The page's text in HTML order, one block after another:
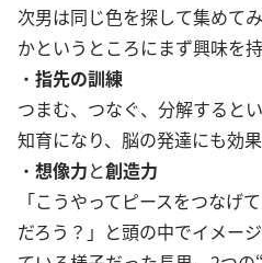
次男は同じ色を探して集めて
かというところにまず興味を持
・ 指先の訓練
つまむ、つなぐ、分解すると
知育になり、脳の発達にも効
・ 想像力と創造力
「こうやってピースをつなげ
だろう？」と頭の中でイメー